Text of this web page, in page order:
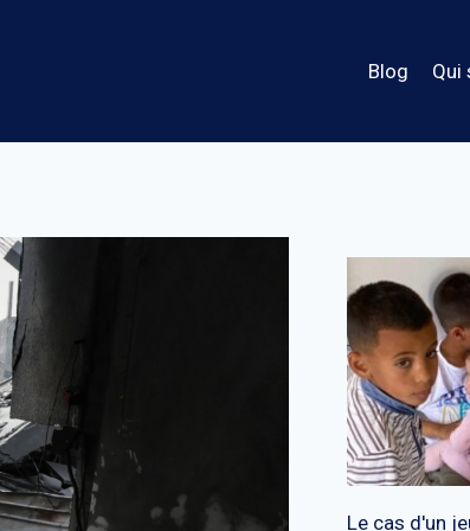
Blog Qui
Le cas d'un